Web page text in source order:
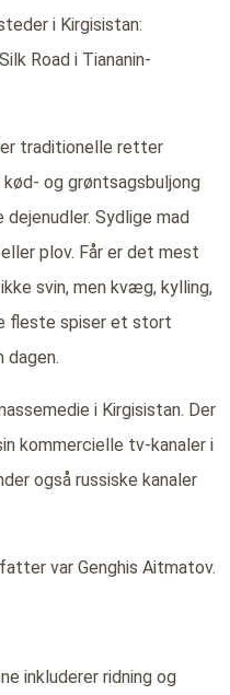
i Kirgisistan:
Road i Tiananin-
traditionelle retter
kød- og grøntsagsbuljong
Sydlige mad
plov. Får er det mest
svin, men kvæg, kylling,
fleste spiser et stort
dagen.
i Kirgisistan. Der
kommercielle tv-kanaler i
også russiske kanaler
var Genghis Aitmatov.
inkluderer ridning og